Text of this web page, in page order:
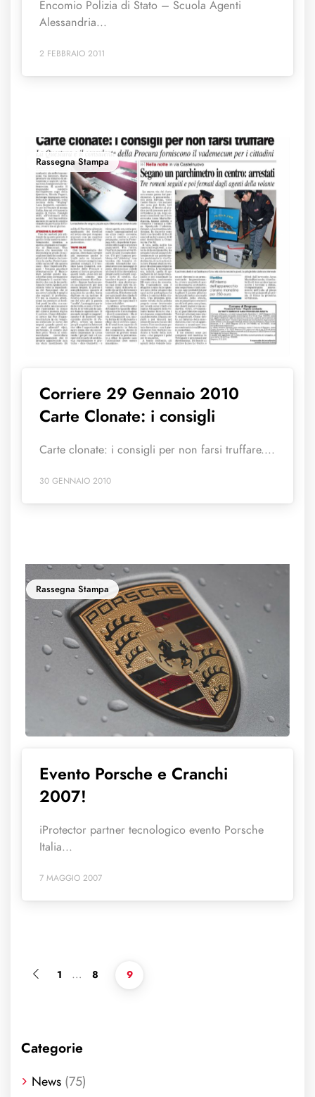
Encomio Polizia di Stato – Scuola Agenti
Alessandria...
2 FEBBRAIO 2011
Rassegna Stampa
Corriere 29 Gennaio 2010
Carte Clonate: i consigli
Carte clonate: i consigli per non farsi truffare....
30 GENNAIO 2010
Rassegna Stampa
Evento Porsche e Cranchi
2007!
iProtector partner tecnologico evento Porsche
Italia...
7 MAGGIO 2007
1 … 8 9
Categorie
News (75)